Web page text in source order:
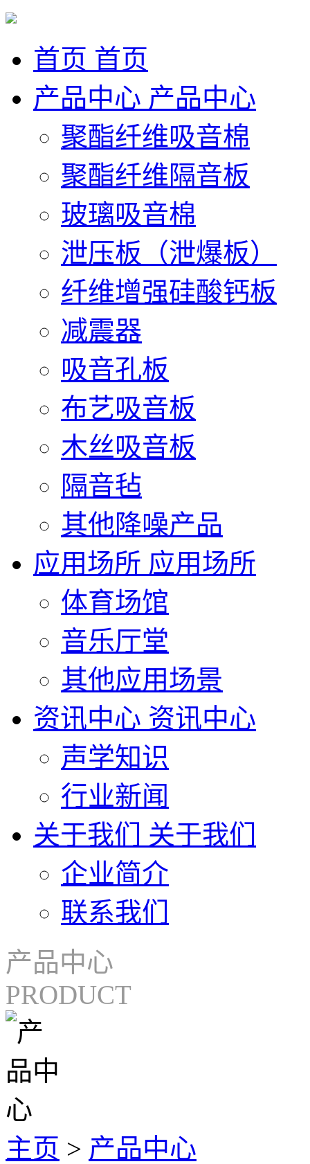
首页 首页
产品中心 产品中心
聚酯纤维吸音棉
聚酯纤维隔音板
玻璃吸音棉
泄压板（泄爆板）
纤维增强硅酸钙板
减震器
吸音孔板
布艺吸音板
木丝吸音板
隔音毡
其他降噪产品
应用场所 应用场所
体育场馆
音乐厅堂
其他应用场景
资讯中心 资讯中心
声学知识
行业新闻
关于我们
关于我们
企业简介
联系我们
产品中心
PRODUCT
主页 > 产品中心